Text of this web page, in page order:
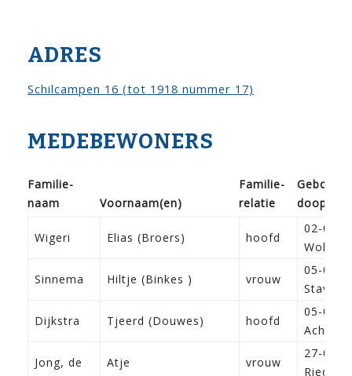
ADRES
Schilcampen 16 (tot 1918 nummer 17)
MEDEBEWONERS
Familie­
naam
Voor­naam(en)
Familie­
relatie
doop
Wigeri Elias (Broers) hoofd
02-02-
Sinnema Hiltje (Binkes ) vrouw
05-01-
Dijkstra Tjeerd (Douwes) hoofd
05-03-
Achlum
Jong, de Atje vrouw
27-04-
Ried